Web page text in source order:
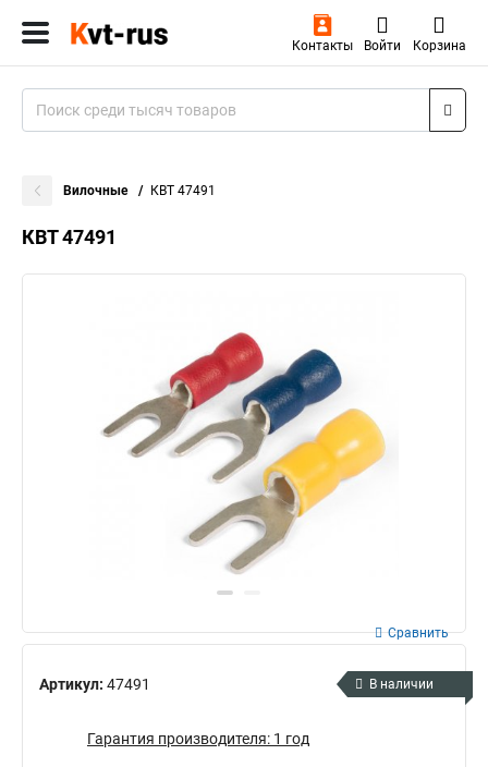
Контакты Войти Корзина
Вилочные КВТ 47491
КВТ 47491
Артикул: 47491
Сравнить
В наличии
Гарантия производителя: 1 год